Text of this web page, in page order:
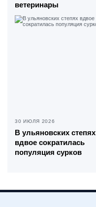
ветеринары
30 ИЮЛЯ 2026
В ульяновских степях
вдвое сократилась
популяция сурков